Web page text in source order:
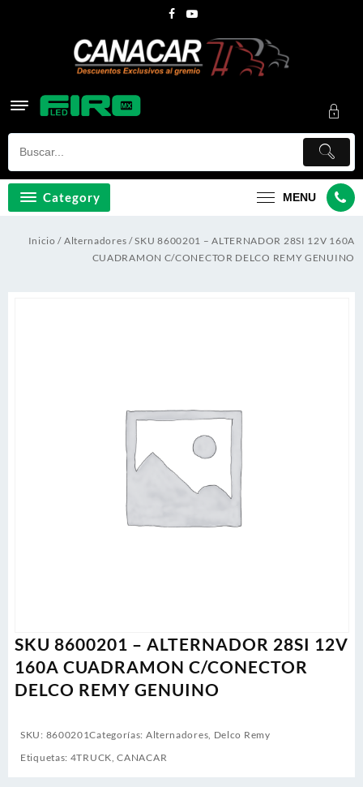
Category MENU
Inicio / Alternadores / SKU 8600201 – ALTERNADOR 28SI 12V 160A
CUADRAMON C/CONECTOR DELCO REMY GENUINO
SKU 8600201 – ALTERNADOR 28SI 12V
160A CUADRAMON C/CONECTOR
DELCO REMY GENUINO
SKU: 8600201Categorías: Alternadores Delco Remy
Etiquetas: 4TRUCK ,CANACAR